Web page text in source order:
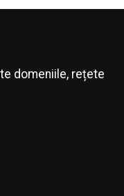
domeniile, rețete